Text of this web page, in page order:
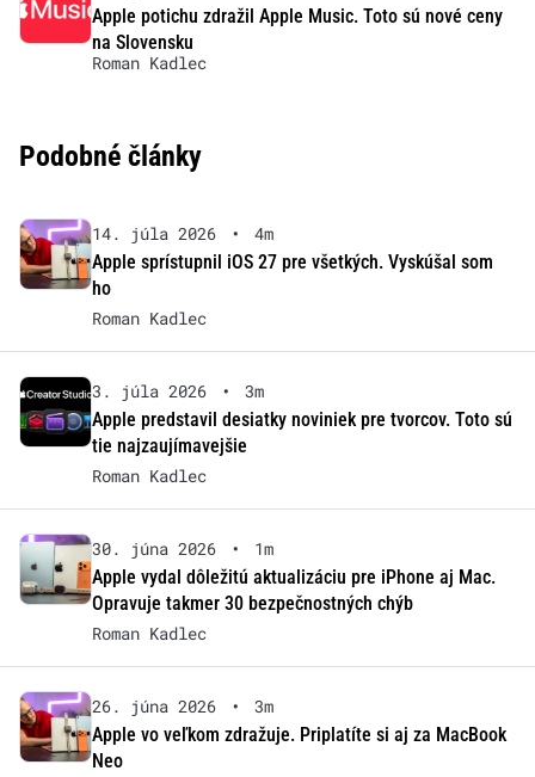
Apple potichu zdražil Apple Music. Toto sú nové ceny
na Slovensku
Roman Kadlec
Podobné články
14. júla 2026 •
4m
Apple sprístupnil iOS 27 pre všetkých. Vyskúšal som
ho
Roman Kadlec
3. júla 2026 •
3m
Apple predstavil desiatky noviniek pre tvorcov. Toto sú
tie najzaujímavejšie
Roman Kadlec
30. júna 2026 •
1m
Apple vydal dôležitú aktualizáciu pre iPhone aj Mac.
Opravuje takmer 30 bezpečnostných chýb
Roman Kadlec
26. júna 2026 •
3m
Apple vo veľkom zdražuje. Priplatíte si aj za MacBook
Neo